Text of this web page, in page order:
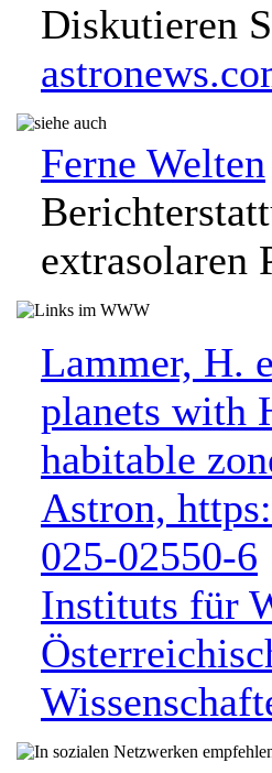
Diskutieren
Ferne Welten
extrasolaren
Lammer, H.
planets with
habitable
Astron,
025-02550-6
Instituts für